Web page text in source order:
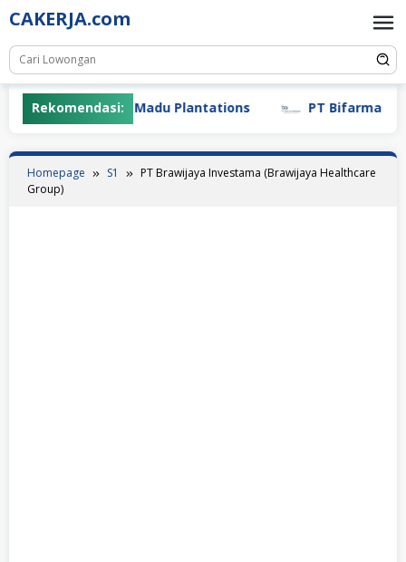
Skip
to
content
CAKERJA.com
Rekomendasi:
PT Gunung Madu Plantations PT Bifarma
Homepage S1
PT Brawijaya Investama (Brawijaya Healthcare
Group)